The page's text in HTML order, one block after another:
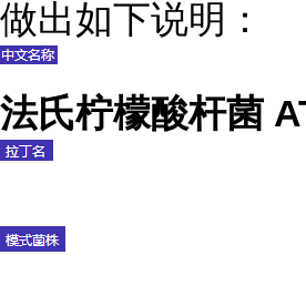
做出如下说明：
法氏柠檬酸杆菌